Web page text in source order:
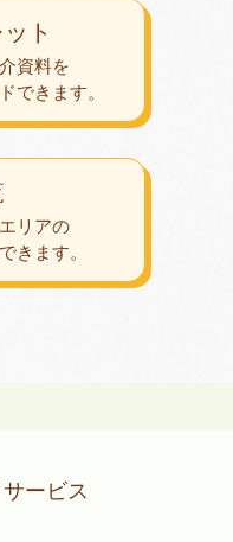
リアの
きます。
ト
資料を
できます。
サービス